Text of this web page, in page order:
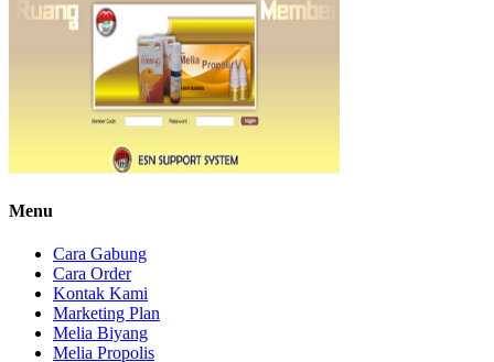
Menu
Cara Gabung
Cara Order
Kontak Kami
Marketing Plan
Melia Biyang
Melia Propolis